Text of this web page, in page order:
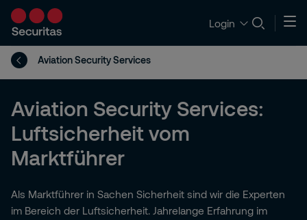
Login
Aviation Security Services
Aviation Security Services:
Luftsicherheit vom
Marktführer
Als Marktführer in Sachen Sicherheit sind wir die Experten
im Bereich der Luftsicherheit. Jahrelange Erfahrung im